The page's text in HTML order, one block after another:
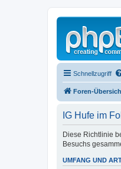
Schnellzugriff
Foren-
IG Hufe im
Diese Richtlinie
Besuchs
UMFANG UND